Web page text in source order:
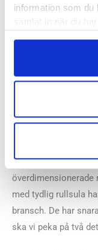
information som du
samlat in när du
Butiker: Umeå,
Men i samma veva
skor började
överdimensionerade
med tydlig rullsula
bransch. De har
ska vi peka på två